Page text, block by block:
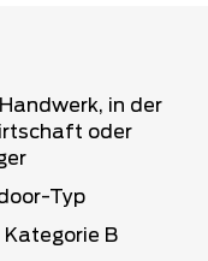
in der
oder
Typ
Kategorie B